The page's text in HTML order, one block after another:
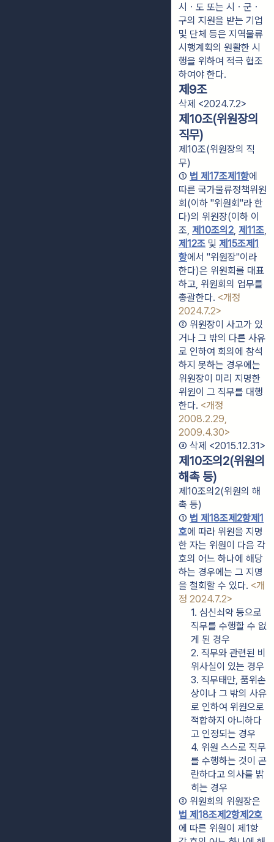
시ㆍ도 또는 시ㆍ군ㆍ
구의 지원을 받는 기업
및 단체 등은 지역물류
시행계획의 원활한 시
행을 위하여 적극 협조
하여야 한다.
제9조
삭제 <2024.7.2>
제10조(위원장의
직무)
제10조(위원장의 직
무)
① 법 제17조제1항에
따른 국가물류정책위원
회(이하 "위원회"라 한
다)의 위원장(이하 이
조, 제10조의2, 제11조
제12조 및 제15조제1
항에서 "위원장"이라
한다)은 위원회를 대표
하고, 위원회의 업무를
총괄한다. <개정
2024.7.2>
② 위원장이 사고가 있
거나 그 밖의 다른 사유
로 인하여 회의에 참석
하지 못하는 경우에는
위원장이 미리 지명한
위원이 그 직무를 대행
한다. <개정
2008.2.29,
2009.4.30>
③ 삭제 <2015.12.31>
제10조의2(위원의
해촉 등)
제10조의2(위원의 해
촉 등)
① 법 제18조제2항제1
호에 따라 위원을 지명
한 자는 위원이 다음 각
호의 어느 하나에 해당
하는 경우에는 그 지명
을 철회할 수 있다. <개
정 2024.7.2>
1. 심신쇠약 등으로
직무를 수행할 수 없
게 된 경우
2. 직무와 관련된 비
위사실이 있는 경우
3. 직무태만, 품위손
상이나 그 밖의 사유
로 인하여 위원으로
적합하지 아니하다
고 인정되는 경우
4. 위원 스스로 직무
를 수행하는 것이 곤
란하다고 의사를 밝
히는 경우
법 제18조제2항제2호
에 따른 위원이 제1항